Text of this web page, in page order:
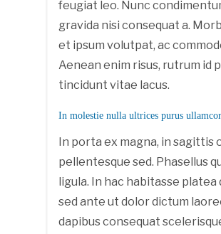
feugiat leo. Nunc
gravida nisi consequat a.
et ipsum volutpat, ac
Aenean enim risus, rutrum id
tincidunt vitae lacus.
In molestie nulla ultrices purus
In porta ex magna, in sagittis
pellentesque sed. Phasellus
ligula. In hac habitasse platea
sed ante ut dolor dictum
dapibus consequat